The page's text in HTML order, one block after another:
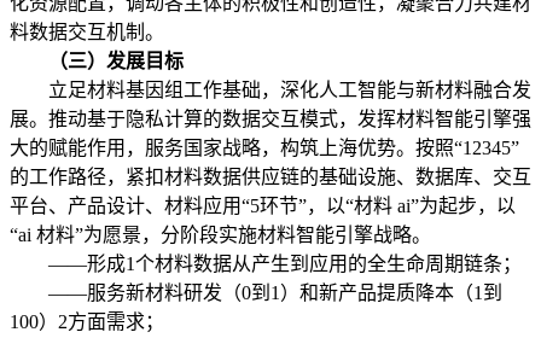
料数据交互机制。
（三）发展目标
立足材料基因组工作基础，深化人工智能与新材料融合发
展。推动基于隐私计算的数据交互模式，发挥材料智能引擎强
大的赋能作用，服务国家战略，构筑上海优势。按照“12345”
的工作路径，紧扣材料数据供应链的基础设施、数据库、交互
平台、产品设计、材料应用“5环节”，以“材料 ai”为起步，以
“ai 材料”为愿景，分阶段实施材料智能引擎战略。
——形成1个材料数据从产生到应用的全生命周期链条；
——服务新材料研发（0到1）和新产品提质降本（1到
100）2方面需求；